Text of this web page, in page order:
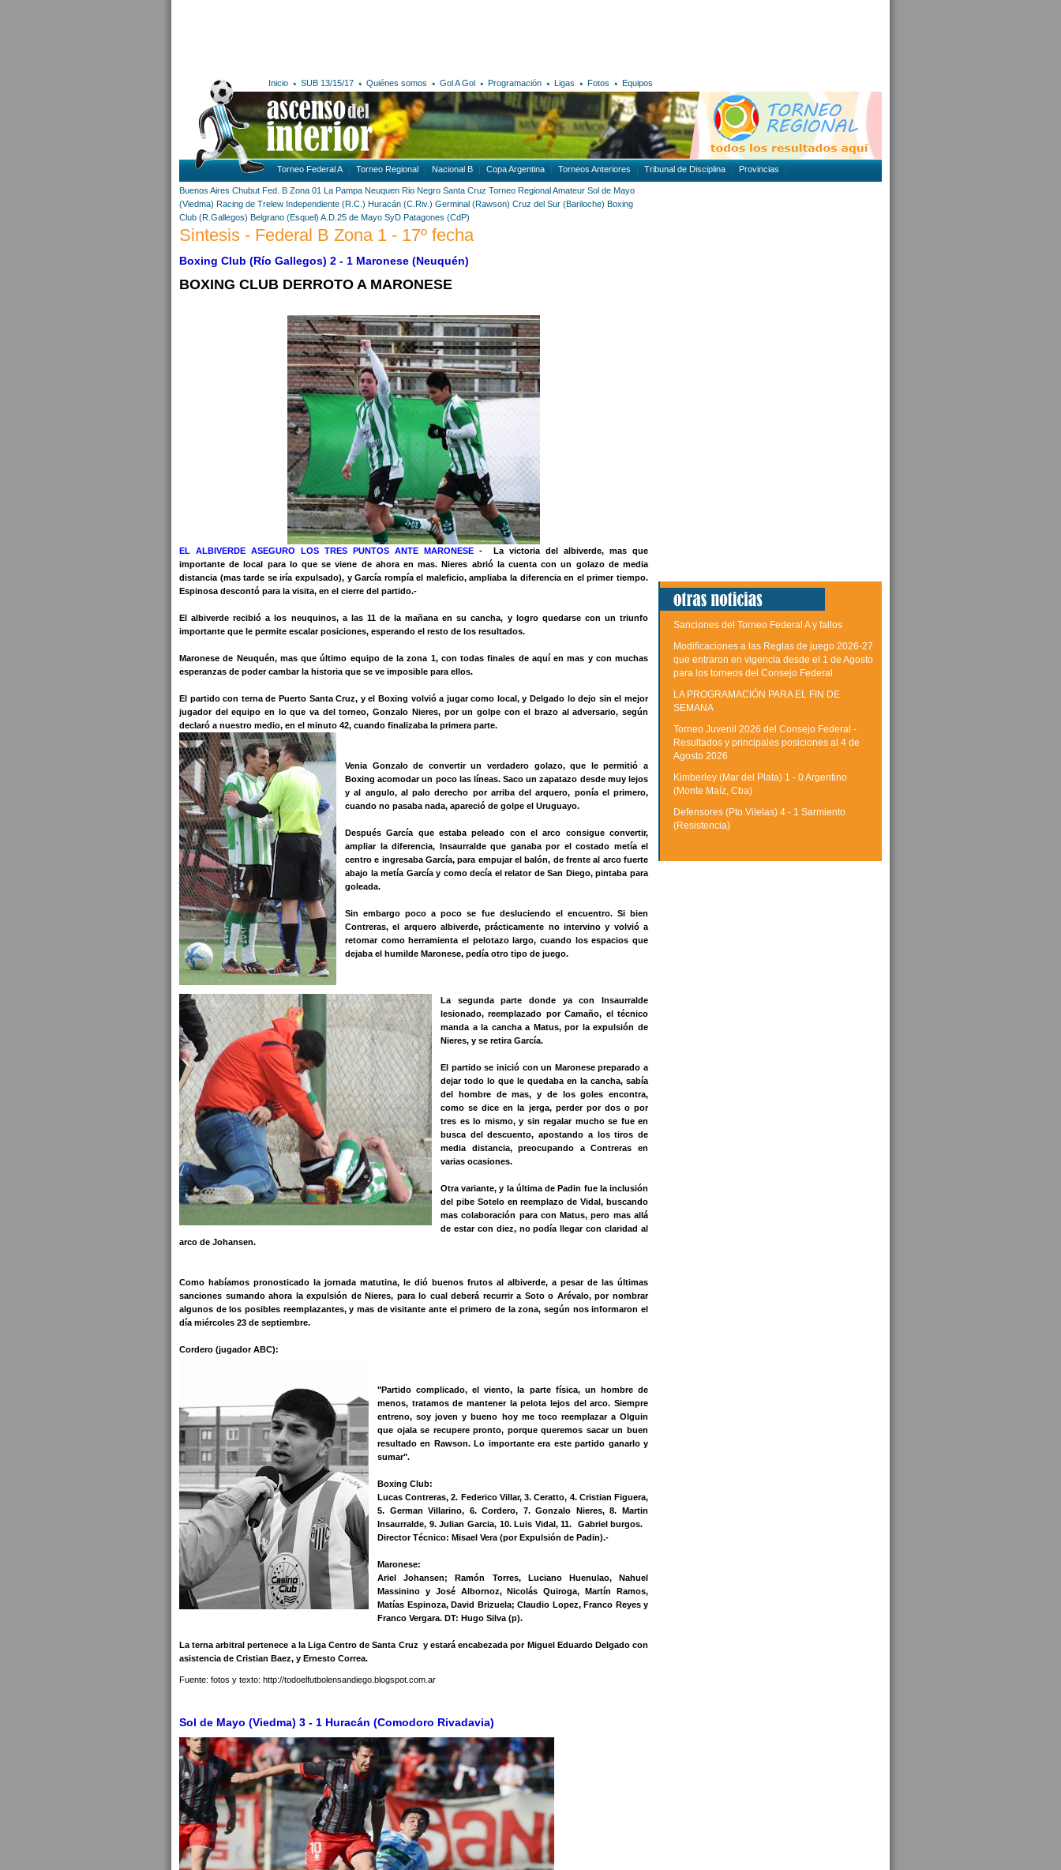
Inicio SUB 13/15/17 Quiénes somos Gol A Gol Programación Ligas Fotos Equipos
Torneo Federal A Torneo Regional Nacional B Copa Argentina Torneos Anteriores Tribunal de Disciplina Provincias
Buenos Aires Chubut Fed. B Zona 01 La Pampa Neuquen Rio Negro Santa Cruz Torneo Regional Amateur Sol de Mayo
(Viedma) Racing de Trelew Independiente (R.C.) Huracán (C.Riv.) Germinal (Rawson) Cruz del Sur (Bariloche) Boxing
Club (R.Gallegos) Belgrano (Esquel) A.D.25 de Mayo SyD Patagones (CdP)
Sintesis - Federal B Zona 1 - 17º fecha
Boxing Club (Río Gallegos) 2 - 1 Maronese (Neuquén)
BOXING CLUB DERROTO A MARONESE
EL ALBIVERDE ASEGURO LOS TRES PUNTOS ANTE MARONESE - La victoria del albiverde, mas que
importante de local para lo que se viene de ahora en mas. Nieres abrió la cuenta con un golazo de media
distancia (mas tarde se iría expulsado), y García rompía el maleficio, ampliaba la diferencia en el primer tiempo.
Espinosa descontó para la visita, en el cierre del partido.-
El albiverde recibió a los neuquinos, a las 11 de la mañana en su cancha, y logro quedarse con un triunfo
importante que le permite escalar posiciones, esperando el resto de los resultados.
Maronese de Neuquén, mas que último equipo de la zona 1, con todas finales de aquí en mas y con muchas
esperanzas de poder cambar la historia que se ve imposible para ellos.
El partido con terna de Puerto Santa Cruz, y el Boxing volvió a jugar como local, y Delgado lo dejo sin el mejor
jugador del equipo en lo que va del torneo, Gonzalo Nieres, por un golpe con el brazo al adversario, según
declaró a nuestro medio, en el minuto 42, cuando finalizaba la primera parte.
Venia Gonzalo de convertir un verdadero golazo, que le permitió a
Boxing acomodar un poco las líneas. Saco un zapatazo desde muy lejos
y al angulo, al palo derecho por arriba del arquero, ponía el primero,
cuando no pasaba nada, apareció de golpe el Uruguayo.
Después García que estaba peleado con el arco consigue convertir,
ampliar la diferencia, Insaurralde que ganaba por el costado metía el
centro e ingresaba García, para empujar el balón, de frente al arco fuerte
abajo la metía García y como decía el relator de San Diego, pintaba para
goleada.
Sin embargo poco a poco se fue desluciendo el encuentro. Si bien
Contreras, el arquero albiverde, prácticamente no intervino y volvió a
retomar como herramienta el pelotazo largo, cuando los espacios que
dejaba el humilde Maronese, pedía otro tipo de juego.
La segunda parte donde ya con Insaurralde
lesionado, reemplazado por Camaño, el técnico
manda a la cancha a Matus, por la expulsión de
Nieres, y se retira García.
El partido se inició con un Maronese preparado a
dejar todo lo que le quedaba en la cancha, sabía
del hombre de mas, y de los goles encontra,
como se dice en la jerga, perder por dos o por
tres es lo mismo, y sin regalar mucho se fue en
busca del descuento, apostando a los tiros de
media distancia, preocupando a Contreras en
varias ocasiones.
Otra variante, y la última de Padin fue la inclusión
del pibe Sotelo en reemplazo de Vidal, buscando
mas colaboración para con Matus, pero mas allá
de estar con diez, no podía llegar con claridad al
arco de Johansen.
Como habíamos pronosticado la jornada matutina, le dió buenos frutos al albiverde, a pesar de las últimas
sanciones sumando ahora la expulsión de Nieres, para lo cual deberá recurrir a Soto o Arévalo, por nombrar
algunos de los posibles reemplazantes, y mas de visitante ante el primero de la zona, según nos informaron el
día miércoles 23 de septiembre.
Cordero (jugador ABC):
"Partido complicado, el viento, la parte física, un hombre de
menos, tratamos de mantener la pelota lejos del arco. Siempre
entreno, soy joven y bueno hoy me toco reemplazar a Olguin
que ojala se recupere pronto, porque queremos sacar un buen
resultado en Rawson. Lo importante era este partido ganarlo y
sumar".
Boxing Club:
Lucas Contreras, 2. Federico Villar, 3. Ceratto, 4. Cristian Figuera,
5. German Villarino, 6. Cordero, 7. Gonzalo Nieres, 8. Martin
Insaurralde, 9. Julian Garcia, 10. Luis Vidal, 11. Gabriel burgos.
Director Técnico: Misael Vera (por Expulsión de Padin).-
Maronese:
Ariel Johansen; Ramón Torres, Luciano Huenulao, Nahuel
Massinino y José Albornoz, Nicolás Quiroga, Martín Ramos,
Matías Espinoza, David Brizuela; Claudio Lopez, Franco Reyes y
Franco Vergara. DT: Hugo Silva (p).
La terna arbitral pertenece a la Liga Centro de Santa Cruz y estará encabezada por Miguel Eduardo Delgado con
asistencia de Cristian Baez, y Ernesto Correa.
Fuente: fotos y texto: http://todoelfutbolensandiego.blogspot.com.ar
Sol de Mayo (Viedma) 3 - 1 Huracán (Comodoro Rivadavia)
Sanciones del Torneo Federal A y fallos
Modificaciones a las Reglas de juego 2026-27
que entraron en vigencia desde el 1 de Agosto
para los torneos del Consejo Federal
LA PROGRAMACIÓN PARA EL FIN DE
SEMANA
Torneo Juvenil 2026 del Consejo Federal -
Resultados y principales posiciones al 4 de
Agosto 2026
Kimberley (Mar del Plata) 1 - 0 Argentino
(Monte Maíz, Cba)
Defensores (Pto.Vilelas) 4 - 1 Sarmiento
(Resistencia)